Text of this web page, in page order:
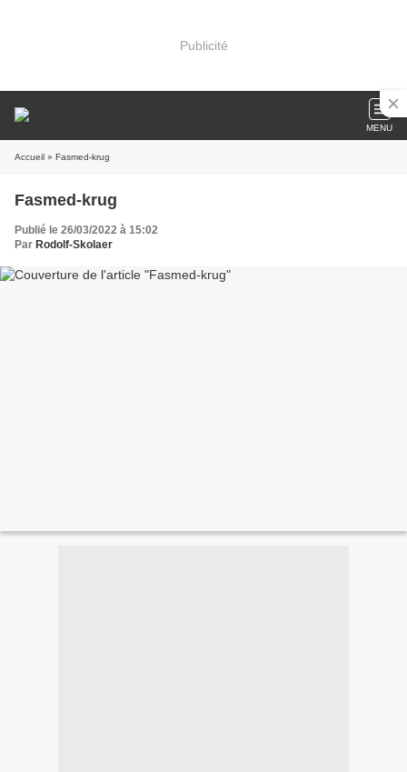
Publicité
MENU
Accueil » Fasmed-krug
Fasmed-krug
Publié le 26/03/2022 à 15:02
Par Rodolf-Skolaer